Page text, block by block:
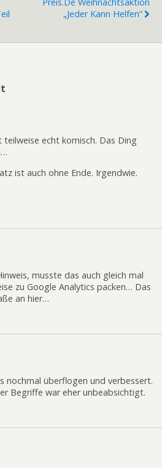
„Jeder Kann Helfen“
teilweise echt komisch. Das Ding
ist auch ohne Ende. Irgendwie.
musste das auch gleich mal
zu Google Analytics packen… Das
an hier…
nochmal überflogen und verbessert.
Begriffe war eher unbeabsichtigt.